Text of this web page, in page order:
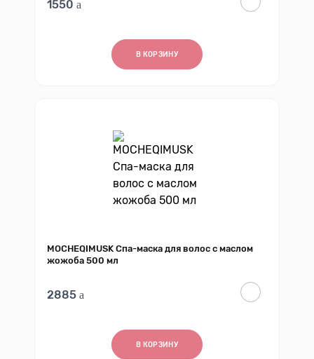
1550
В КОРЗИНУ
MOCHEQIMUSK Спа-маска для волос с маслом
жожоба 500 мл
2885
В КОРЗИНУ